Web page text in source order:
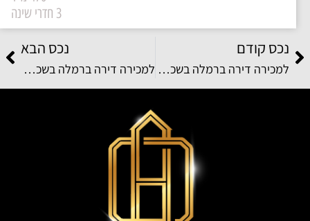
נכס קודם
למכירה דירה ברמלה בשכונת נאות שמיר ברחוב יעקב דורי
נכס הבא
למכירה דירה ברמלה בשכונת קריית האומנים ברחוב סשה ארגוב